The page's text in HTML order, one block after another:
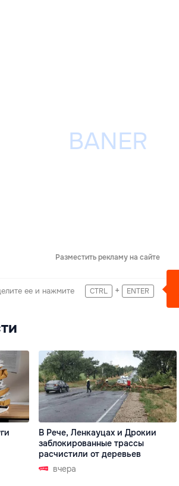
Разместить рекламу на сайте
ее и нажмите CTRL + ENTER
В Рече, Ленкауцах и Дрокии
заблокированные трассы
расчистили от деревьев
вчера